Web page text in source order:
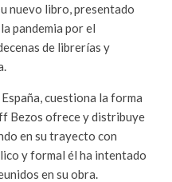
nuevo libro, presentado
pandemia por el
de librerías y
cuestiona la forma
Bezos ofrece y distribuye
en su trayecto con
y formal él ha intentado
en su obra.